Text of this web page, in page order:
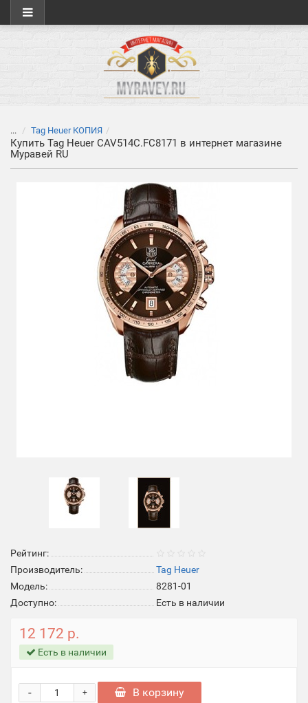
... Tag Heuer КОПИЯ
Купить Tag Heuer CAV514C.FC8171 в интернет магазине
Муравей RU
Рейтинг:
Производитель:
Tag Heuer
Модель:
8281-01
Доступно:
Есть в наличии
12 172 р.
Есть в наличии
+
- В корзину